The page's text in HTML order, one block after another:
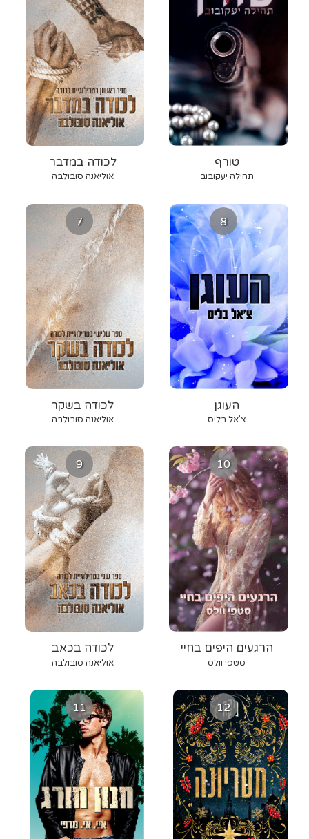
לכודה במדבר
אוליאנה סובולבה
טורף
תהילה יעקובוב
7
לכודה בשקר
אוליאנה סובולבה
8
העוגן
צ'אל בליס
9
לכודה בכאב
אוליאנה סובולבה
10
הרגעים היפים בחיי
סטפי וולס
11 12